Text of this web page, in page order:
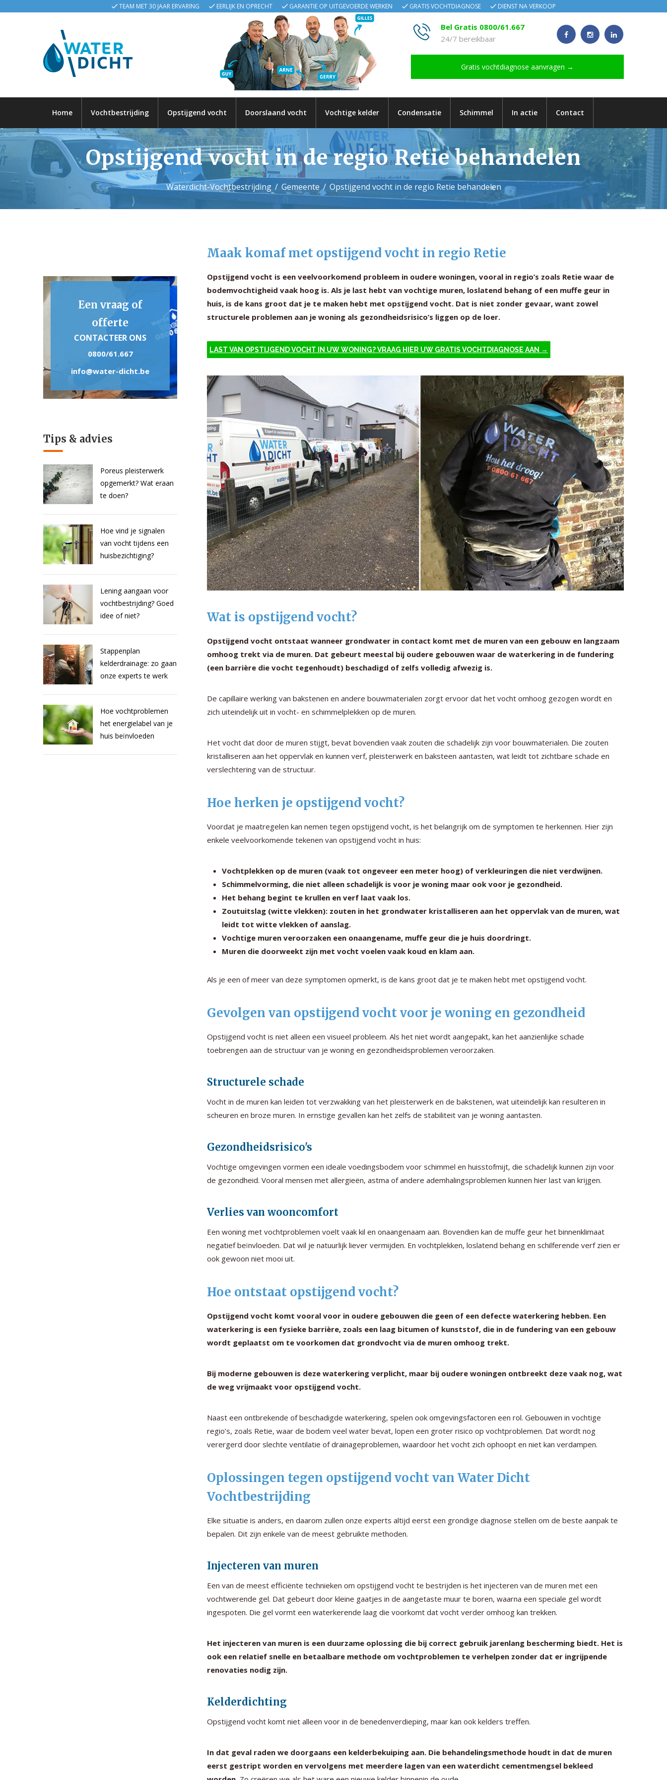
TEAM MET 30 JAAR ERVARING EERLIJK EN OPRECHT GARANTIE OP UITGEVOERDE WERKEN GRATIS VOCHTDIAGNOSE DIENST NA VERKOOP
Bel Gratis 0800/61.667
24/7 bereikbaar
Gratis vochtdiagnose aanvragen →
Home Vochtbestrijding Opstijgend vocht Doorslaand vocht Vochtige kelder Condensatie Schimmel In actie Contact
Opstijgend vocht in de regio Retie behandelen
Waterdicht-Vochtbestrijding Gemeente Opstijgend vocht in de regio Retie behandelen
Een vraag of
offerte
CONTACTEER ONS
0800/61.667
info@water-dicht.be
Tips & advies
Poreus pleisterwerk
opgemerkt? Wat eraan
te doen?
Hoe vind je signalen
van vocht tijdens een
huisbezichtiging?
Lening aangaan voor
vochtbestrijding? Goed
idee of niet?
Stappenplan
kelderdrainage: zo gaan
onze experts te werk
Hoe vochtproblemen
het energielabel van je
huis beïnvloeden
Maak komaf met opstijgend vocht in regio Retie
Opstijgend vocht is een veelvoorkomend probleem in oudere woningen, vooral in regio’s zoals Retie waar de
bodemvochtigheid vaak hoog is. Als je last hebt van vochtige muren, loslatend behang of een muffe geur in
huis, is de kans groot dat je te maken hebt met opstijgend vocht. Dat is niet zonder gevaar, want zowel
structurele problemen aan je woning als gezondheidsrisico’s liggen op de loer.
LAST VAN OPSTIJGEND VOCHT IN UW WONING? VRAAG HIER UW GRATIS VOCHTDIAGNOSE AAN →
Wat is opstijgend vocht?
Opstijgend vocht ontstaat wanneer grondwater in contact komt met de muren van een gebouw en langzaam
omhoog trekt via de muren. Dat gebeurt meestal bij oudere gebouwen waar de waterkering in de fundering
(een barrière die vocht tegenhoudt) beschadigd of zelfs volledig afwezig is.
De capillaire werking van bakstenen en andere bouwmaterialen zorgt ervoor dat het vocht omhoog gezogen wordt en
zich uiteindelijk uit in vocht- en schimmelplekken op de muren.
Het vocht dat door de muren stijgt, bevat bovendien vaak zouten die schadelijk zijn voor bouwmaterialen. Die zouten
kristalliseren aan het oppervlak en kunnen verf, pleisterwerk en baksteen aantasten, wat leidt tot zichtbare schade en
verslechtering van de structuur.
Hoe herken je opstijgend vocht?
Voordat je maatregelen kan nemen tegen opstijgend vocht, is het belangrijk om de symptomen te herkennen. Hier zijn
enkele veelvoorkomende tekenen van opstijgend vocht in huis:
Vochtplekken op de muren (vaak tot ongeveer een meter hoog) of verkleuringen die niet verdwijnen.
Schimmelvorming, die niet alleen schadelijk is voor je woning maar ook voor je gezondheid.
Het behang begint te krullen en verf laat vaak los.
Zoutuitslag (witte vlekken): zouten in het grondwater kristalliseren aan het oppervlak van de muren, wat
leidt tot witte vlekken of aanslag.
Vochtige muren veroorzaken een onaangename, muffe geur die je huis doordringt.
Muren die doorweekt zijn met vocht voelen vaak koud en klam aan.
Als je een of meer van deze symptomen opmerkt, is de kans groot dat je te maken hebt met opstijgend vocht.
Gevolgen van opstijgend vocht voor je woning en gezondheid
Opstijgend vocht is niet alleen een visueel probleem. Als het niet wordt aangepakt, kan het aanzienlijke schade
toebrengen aan de structuur van je woning en gezondheidsproblemen veroorzaken.
Structurele schade
Vocht in de muren kan leiden tot verzwakking van het pleisterwerk en de bakstenen, wat uiteindelijk kan resulteren in
scheuren en broze muren. In ernstige gevallen kan het zelfs de stabiliteit van je woning aantasten.
Gezondheidsrisico's
Vochtige omgevingen vormen een ideale voedingsbodem voor schimmel en huisstofmijt, die schadelijk kunnen zijn voor
de gezondheid. Vooral mensen met allergieën, astma of andere ademhalingsproblemen kunnen hier last van krijgen.
Verlies van wooncomfort
Een woning met vochtproblemen voelt vaak kil en onaangenaam aan. Bovendien kan de muffe geur het binnenklimaat
negatief beïnvloeden. Dat wil je natuurlijk liever vermijden. En vochtplekken, loslatend behang en schilferende verf zien er
ook gewoon niet mooi uit.
Hoe ontstaat opstijgend vocht?
Opstijgend vocht komt vooral voor in oudere gebouwen die geen of een defecte waterkering hebben. Een
waterkering is een fysieke barrière, zoals een laag bitumen of kunststof, die in de fundering van een gebouw
wordt geplaatst om te voorkomen dat grondvocht via de muren omhoog trekt.
Bij moderne gebouwen is deze waterkering verplicht, maar bij oudere woningen ontbreekt deze vaak nog, wat
de weg vrijmaakt voor opstijgend vocht.
Naast een ontbrekende of beschadigde waterkering, spelen ook omgevingsfactoren een rol. Gebouwen in vochtige
regio’s, zoals Retie, waar de bodem veel water bevat, lopen een groter risico op vochtproblemen. Dat wordt nog
verergerd door slechte ventilatie of drainageproblemen, waardoor het vocht zich ophoopt en niet kan verdampen.
Oplossingen tegen opstijgend vocht van Water Dicht
Vochtbestrijding
Elke situatie is anders, en daarom zullen onze experts altijd eerst een grondige diagnose stellen om de beste aanpak te
bepalen. Dit zijn enkele van de meest gebruikte methoden.
Injecteren van muren
Een van de meest efficiënte technieken om opstijgend vocht te bestrijden is het injecteren van de muren met een
vochtwerende gel. Dat gebeurt door kleine gaatjes in de aangetaste muur te boren, waarna een speciale gel wordt
ingespoten. Die gel vormt een waterkerende laag die voorkomt dat vocht verder omhoog kan trekken.
Het injecteren van muren is een duurzame oplossing die bij correct gebruik jarenlang bescherming biedt. Het is
ook een relatief snelle en betaalbare methode om vochtproblemen te verhelpen zonder dat er ingrijpende
renovaties nodig zijn.
Kelderdichting
Opstijgend vocht komt niet alleen voor in de benedenverdieping, maar kan ook kelders treffen.
In dat geval raden we doorgaans een kelderbekuiping aan. Die behandelingsmethode houdt in dat de muren
eerst gestript worden en vervolgens met meerdere lagen van een waterdicht cementmengsel bekleed